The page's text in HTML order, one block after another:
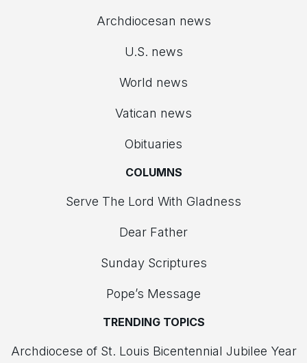
Archdiocesan news
U.S. news
World news
Vatican news
Obituaries
COLUMNS
Serve The Lord With Gladness
Dear Father
Sunday Scriptures
Pope’s Message
TRENDING TOPICS
Archdiocese of St. Louis Bicentennial Jubilee Year